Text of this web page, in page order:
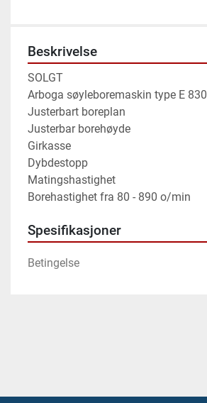
Beskrivelse
SOLGT
Arboga søyleboremaskin type E 830
Justerbart boreplan
Justerbar borehøyde
Girkasse
Dybdestopp
Matingshastighet
Borehastighet fra 80 - 890 o/min
Spesifikasjoner
Betingelse